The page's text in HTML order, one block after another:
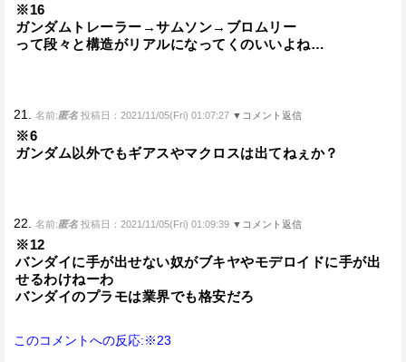
※16
ガンダムトレーラー→サムソン→ブロムリー
って段々と構造がリアルになってくのいいよね…
21. 名前:匿名 投稿日：2021/11/05(Fri) 01:07:27 ▼コメント返信
※6
ガンダム以外でもギアスやマクロスは出てねぇか？
22. 名前:匿名 投稿日：2021/11/05(Fri) 01:09:39 ▼コメント返信
※12
バンダイに手が出せない奴がブキヤやモデロイドに手が出
せるわけねーわ
バンダイのプラモは業界でも格安だろ
このコメントへの反応:※23